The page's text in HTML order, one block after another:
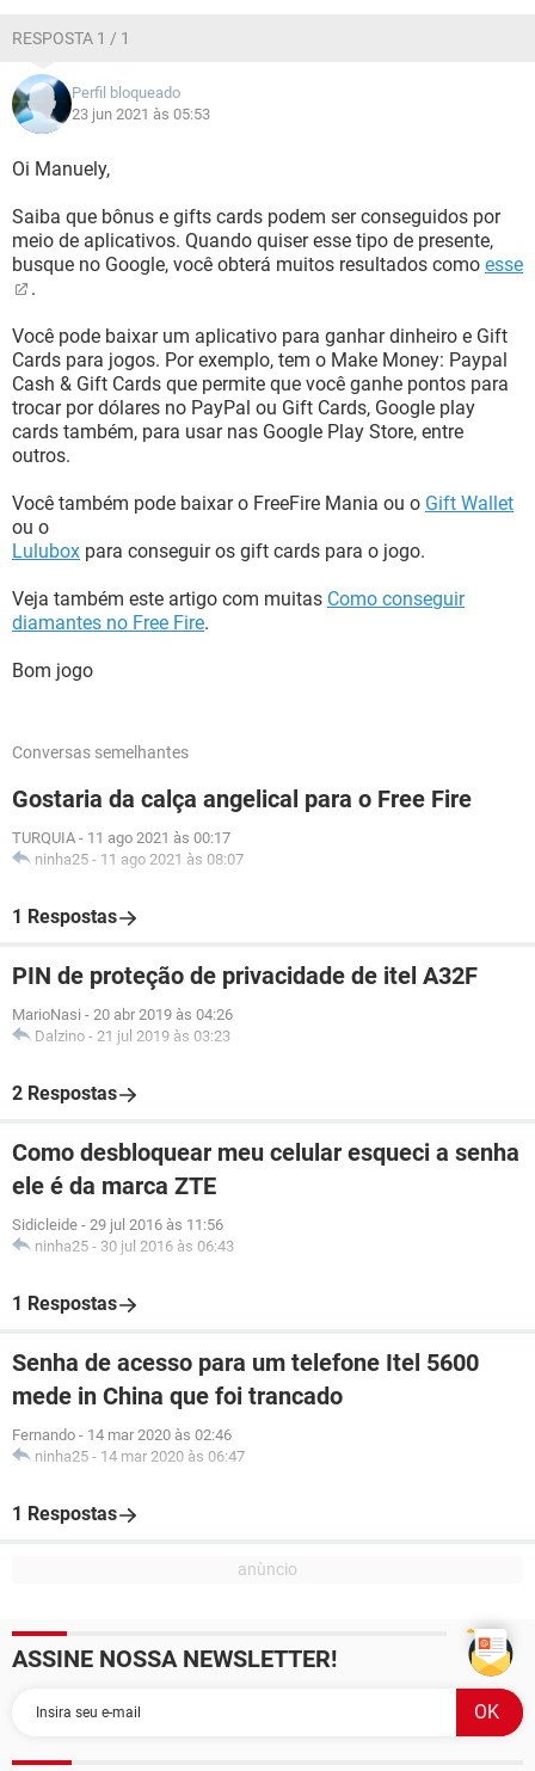
RESPOSTA 1 / 1
Perfil bloqueado
23 jun 2021 às 05:53
Oi Manuely,
Saiba que bônus e gifts cards podem ser conseguidos por
meio de aplicativos. Quando quiser esse tipo de presente,
busque no Google, você obterá muitos resultados como esse
.
Você pode baixar um aplicativo para ganhar dinheiro e Gift
Cards para jogos. Por exemplo, tem o Make Money: Paypal
Cash & Gift Cards que permite que você ganhe pontos para
trocar por dólares no PayPal ou Gift Cards, Google play
cards também, para usar nas Google Play Store, entre
outros.
Você também pode baixar o FreeFire Mania ou o Gift Wallet
ou o
Lulubox para conseguir os gift cards para o jogo.
Veja também este artigo com muitas Como conseguir
diamantes no Free Fire.
Bom jogo
Conversas semelhantes
Gostaria da calça angelical para o Free Fire
TURQUIA - 11 ago 2021 às 00:17
ninha25 - 11 ago 2021 às 08:07
1 Respostas
PIN de proteção de privacidade de itel A32F
MarioNasi - 20 abr 2019 às 04:26
Dalzino - 21 jul 2019 às 03:23
2 Respostas
Como desbloquear meu celular esqueci a senha
ele é da marca ZTE
Sidicleide - 29 jul 2016 às 11:56
ninha25 - 30 jul 2016 às 06:43
1 Respostas
Senha de acesso para um telefone Itel 5600
mede in China que foi trancado
Fernando - 14 mar 2020 às 02:46
ninha25 - 14 mar 2020 às 06:47
1 Respostas
ASSINE NOSSA NEWSLETTER!